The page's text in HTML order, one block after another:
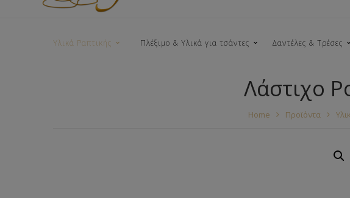
Υλικά Ραπτικής Πλέξιμο & Υλικά για τσάντες
Νήματα για Τσάντες
Δαντέλες & Τρέσες
Βαμβακερές
Λάστιχο
Home Προϊόντα